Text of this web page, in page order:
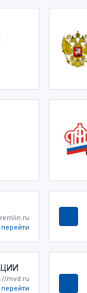
перейти
mvd.ru
перейти